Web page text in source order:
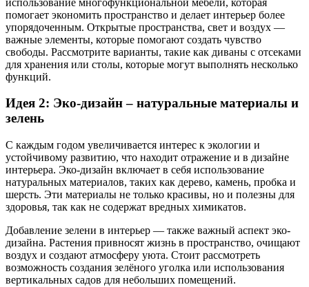
помогает экономить пространство и делает интерьер более
упорядоченным. Открытые пространства, свет и воздух —
важные элементы, которые помогают создать чувство
свободы. Рассмотрите варианты, такие как диваны с отсеками
для хранения или столы, которые могут выполнять несколько
функций.
Идея 2: Эко-дизайн – натуральные материалы и
зелень
С каждым годом увеличивается интерес к экологии и
устойчивому развитию, что находит отражение и в дизайне
интерьера. Эко-дизайн включает в себя использование
натуральных материалов, таких как дерево, камень, пробка и
шерсть. Эти материалы не только красивы, но и полезны для
здоровья, так как не содержат вредных химикатов.
Добавление зелени в интерьер — также важный аспект эко-
дизайна. Растения привносят жизнь в пространство, очищают
воздух и создают атмосферу уюта. Стоит рассмотреть
возможность создания зелёного уголка или использования
вертикальных садов для небольших помещений.